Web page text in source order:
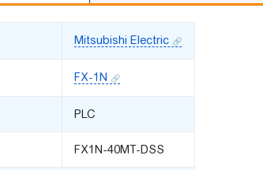
Mitsubishi Electric
FX-1N
PLC
FX1N-40MT-DSS